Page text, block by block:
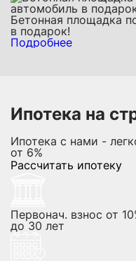
Бетонная площадка
в подарок!
Подробнее
Ипотека на
Ипотека с нами -
от 6%
Рассчитать ипотеку
Первонач. взнос от
до30 лет